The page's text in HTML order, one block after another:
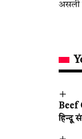
असली
Beef
हिन्दू